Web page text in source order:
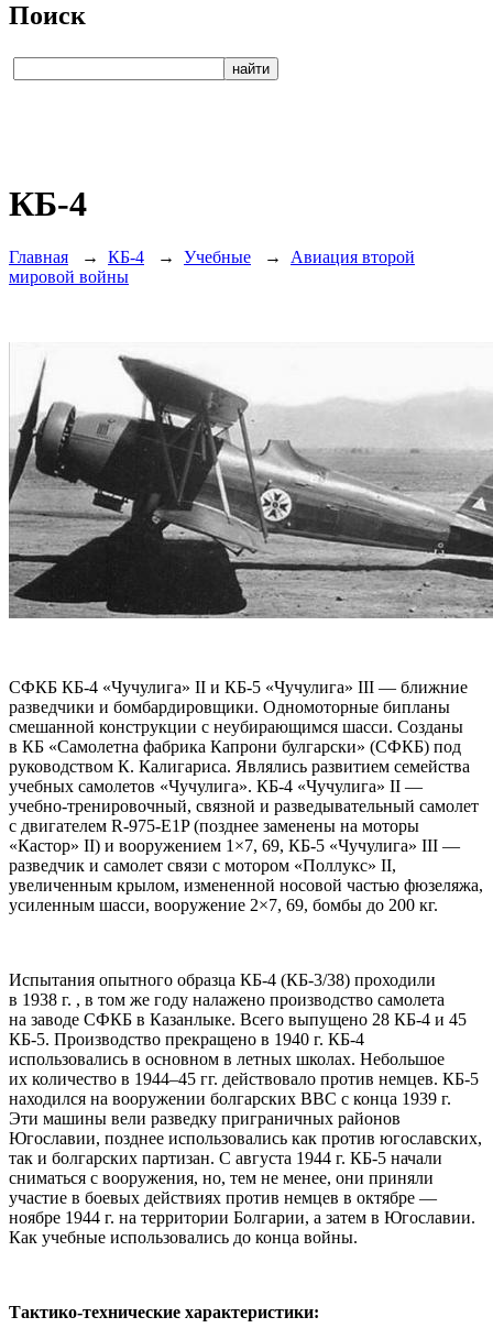
Поиск
КБ-4
Главная → КБ-4 → Учебные → Авиация второй
мировой войны
СФКБ КБ-4 «Чучулига» II и КБ-5 «Чучулига» III — ближние
разведчики и бомбардировщики. Одномоторные бипланы
смешанной конструкции с неубирающимся шасси. Созданы
в КБ «Самолетна фабрика Капрони булгарски» (СФКБ) под
руководством К. Калигариса. Являлись развитием семейства
учебных самолетов «Чучулига». КБ-4 «Чучулига» II —
учебно-тренировочный, связной и разведывательный самолет
с двигателем R-975-E1P (позднее заменены на моторы
«Кастор» II) и вооружением 1×7, 69, КБ-5 «Чучулига» III —
разведчик и самолет связи с мотором «Поллукс» II,
увеличенным крылом, измененной носовой частью фюзеляжа,
усиленным шасси, вооружение 2×7, 69, бомбы до 200 кг.
Испытания опытного образца КБ-4 (КБ-3/38) проходили
в 1938 г. , в том же году налажено производство самолета
на заводе СФКБ в Казанлыке. Всего выпущено 28 КБ-4 и 45
КБ-5. Производство прекращено в 1940 г. КБ-4
использовались в основном в летных школах. Небольшое
их количество в 1944–45 гг. действовало против немцев. КБ-5
находился на вооружении болгарских ВВС с конца 1939 г.
Эти машины вели разведку приграничных районов
Югославии, позднее использовались как против югославских,
так и болгарских партизан. С августа 1944 г. КБ-5 начали
сниматься с вооружения, но, тем не менее, они приняли
участие в боевых действиях против немцев в октябре —
ноябре 1944 г. на территории Болгарии, а затем в Югославии.
Как учебные использовались до конца войны.
Тактико-технические характеристики: